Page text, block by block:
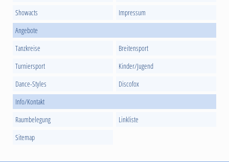
Showacts
Impressum
Angebote
Tanzkreise
Breitensport
Turniersport
Kinder/Jugend
Dance-Styles
Discofox
Info/Kontakt
Raumbelegung
Linkliste
Sitemap